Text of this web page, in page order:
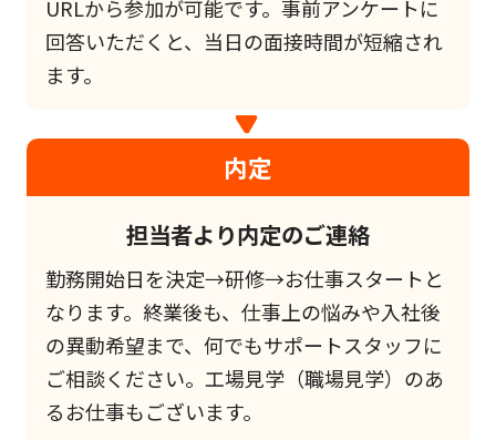
URLから参加が可能です。事前アンケートに
回答いただくと、当日の面接時間が短縮され
ます。
内定
担当者より内定のご連絡
勤務開始日を決定→研修→お仕事スタートと
なります。終業後も、仕事上の悩みや入社後
の異動希望まで、何でもサポートスタッフに
ご相談ください。工場見学（職場見学）のあ
るお仕事もございます。